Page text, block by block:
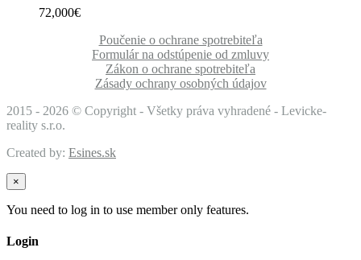
72,000€
Poučenie o ochrane spotrebiteľa
Formulár na odstúpenie od zmluvy
Zákon o ochrane spotrebiteľa
Zásady ochrany osobných údajov
2015 - 2026 © Copyright - Všetky práva vyhradené - Levicke-
reality s.r.o.
Created by: Esines.sk
×
You need to log in to use member only features.
Login